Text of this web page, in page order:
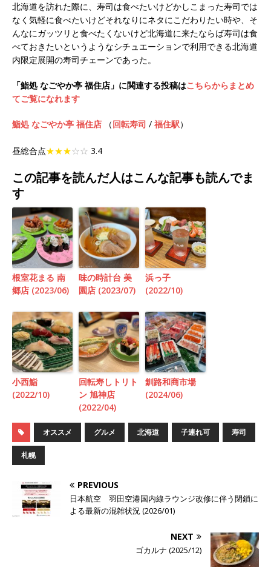
北海道を訪れた際に、寿司は食べたいけどかしこまった寿司では
なく気軽に食べたいけどそれなりにネタにこだわりたい時や、そ
んなにガッツリと食べたくないけど北海道に来たならば寿司は食
べておきたいというようなシチュエーションで利用できる北海道
内限定展開の寿司チェーンであった。
「鮨処 なごやか亭 福住店」に関連する投稿はこちらからまとめ
てご覧になれます
鮨処 なごやか亭 福住店 （回転寿司 / 福住駅）
昼総合点★★★☆☆ 3.4
この記事を読んだ人はこんな記事も読んでま
す
根室花まる 南
郷店 (2023/06)
味の時計台 美
園店 (2023/07)
浜っ子
(2022/10)
小西鮨
(2022/10)
回転寿しトリト
ン 旭神店
(2022/04)
釧路和商市場
(2024/06)
オススメ グルメ 北海道 子連れ可 寿司
札幌
PREVIOUS
日本航空 羽田空港国内線ラウンジ改修に伴う閉鎖に
よる最新の混雑状況 (2026/01)
NEXT
ゴカルナ (2025/12)